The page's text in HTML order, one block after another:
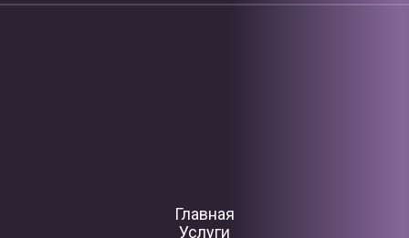
Главная
Услуги